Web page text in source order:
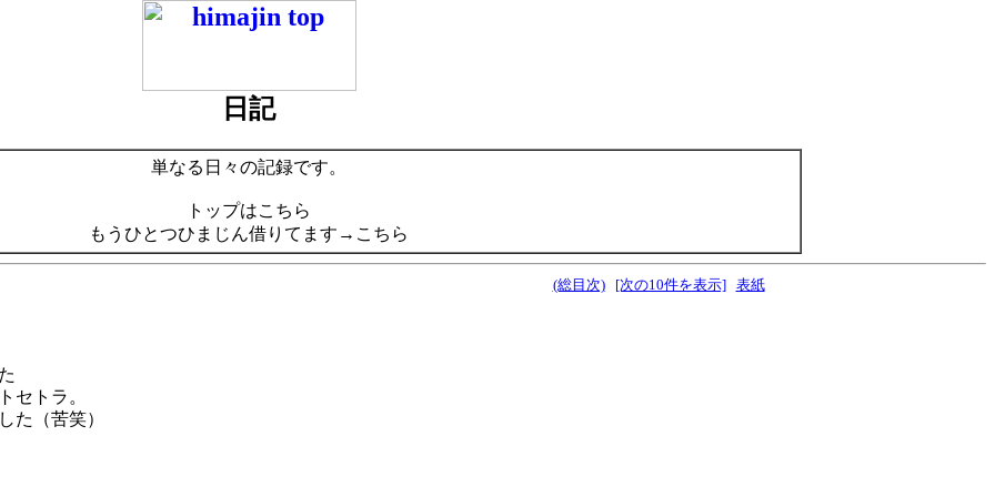
日記
単なる日々の記録です。
トップはこちら
もうひとつひまじん借りてます→こちら
(総目次) [次の10件を表示] 表紙
セトラ。
た（苦笑）